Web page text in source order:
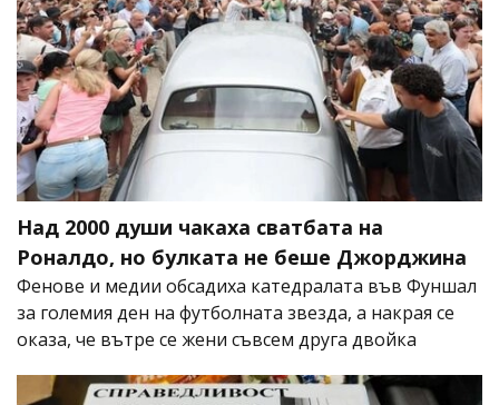
Над 2000 души чакаха сватбата на
Роналдо, но булката не беше Джорджина
Фенове и медии обсадиха катедралата във Фуншал
за големия ден на футболната звезда, а накрая се
оказа, че вътре се жени съвсем друга двойка